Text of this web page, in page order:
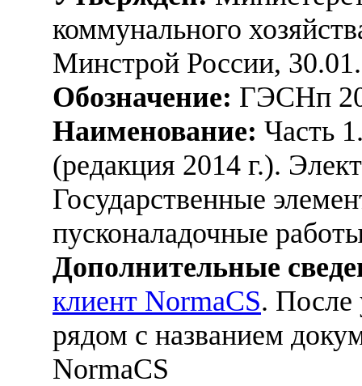
коммунального
Минстрой России,
Обозначение: ГЭСНп
Наименование: Часть
(редакция 2014 г.).
Государственные
пусконаладочные
Дополнительные
клиент NormaCS. После
рядом с названием
NormaCS